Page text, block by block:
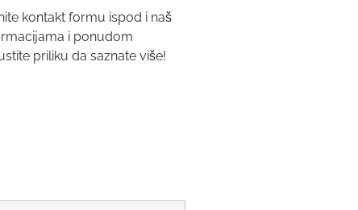
kontakt formu ispod i naš
i ponudom
priliku da saznate više!